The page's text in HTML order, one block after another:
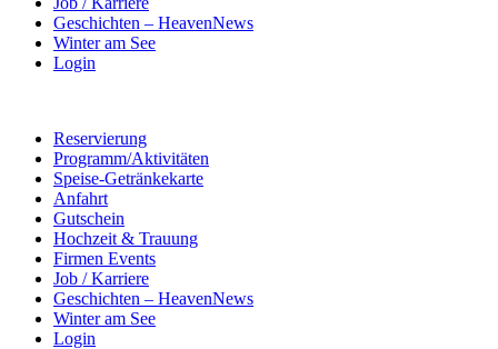
Geschichten – HeavenNews
Winter am See
Login
Reservierung
Programm/Aktivitäten
Speise-Getränkekarte
Anfahrt
Gutschein
Hochzeit & Trauung
Firmen Events
Job / Karriere
Geschichten – HeavenNews
Winter am See
Login